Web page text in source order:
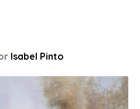
Isabel Pinto